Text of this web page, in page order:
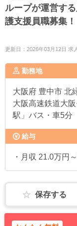
ループが運営す
護支援員職募集！
更新日：2026年03月12日 求
勤務地
大阪府 豊中市 北
大阪高速鉄道大
駅」バス・車5分
給与
・月収 21.0万
保存する